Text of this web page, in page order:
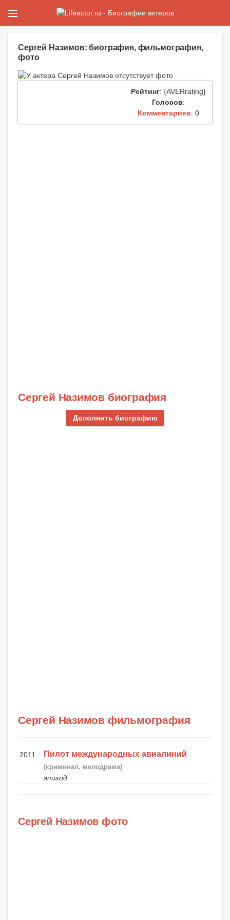
Сергей Назимов: биография, фильмография,
фото
Рейтинг: {AVERrating}
Голосов:
Комментариев: 0
Сергей Назимов биография
Дополнить биографию
Сергей Назимов фильмография
2011 Пилот международных авиалиний
(криминал, мелодрама)
эпизод
Сергей Назимов фото